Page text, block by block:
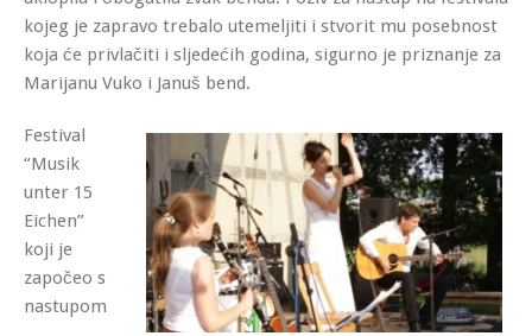
kojeg je zapravo trebalo utemeljiti i stvorit mu posebnost
koja će privlačiti i sljedećih godina, sigurno je priznanje za
Marijanu Vuko i Januš bend.
Festival
“Musik
unter 15
Eichen”
koji je
započeo s
nastupom